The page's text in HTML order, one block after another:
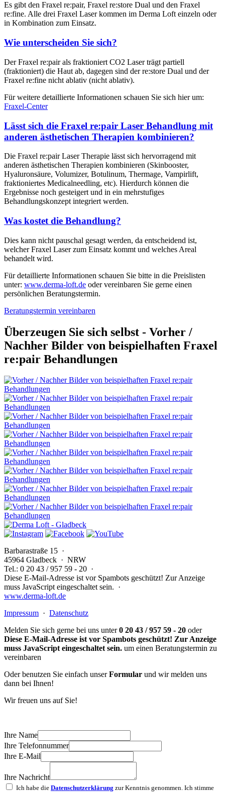
Es gibt den Fraxel re:pair, Fraxel re:store Dual und den Fraxel
re:fine. Alle drei Fraxel Laser kommen im Derma Loft einzeln oder
in Kombination zum Einsatz.
Wie unterscheiden Sie sich?
Der Fraxel re:pair als fraktioniert CO2 Laser trägt partiell
(fraktioniert) die Haut ab, dagegen sind der re:store Dual und der
Fraxel re:fine nicht ablativ (nicht ablativ).
Für weitere detaillierte Informationen schauen Sie sich hier um:
Fraxel-Center
Lässt sich die Fraxel re:pair Laser Behandlung mit
anderen ästhetischen Therapien kombinieren?
Die Fraxel re:pair Laser Therapie lässt sich hervorragend mit
anderen ästhetischen Therapien kombinieren (Skinbooster,
Hyaluronsäure, Volumizer, Botulinum, Thermage, Vampirlift,
fraktioniertes Medicalneedling, etc). Hierdurch können die
Ergebnisse noch gesteigert und in ein mehrstufiges
Behandlungskonzept integriert werden.
Was kostet die Behandlung?
Dies kann nicht pauschal gesagt werden, da entscheidend ist,
welcher Fraxel Laser zum Einsatz kommt und welches Areal
behandelt wird.
Für detaillierte Informationen schauen Sie bitte in die Preislisten
unter: www.derma-loft.de oder vereinbaren Sie gerne einen
persönlichen Beratungstermin.
Beratungstermin vereinbaren
Überzeugen Sie sich selbst - Vorher /
Nachher Bilder von beispielhaften Fraxel
re:pair Behandlungen
Barbarastraße 15 ·
45964 Gladbeck · NRW
Tel.: 0 20 43 / 957 59 - 20 ·
Diese E-Mail-Adresse ist vor Spambots geschützt! Zur Anzeige
muss JavaScript eingeschaltet sein. ·
www.derma-loft.de
Impressum · Datenschutz
Melden Sie sich gerne bei uns unter0 20 43 / 957 59 - 20 oder
Diese E-Mail-Adresse ist vor Spambots geschützt! Zur Anzeige
muss JavaScript eingeschaltet sein. um einen Beratungstermin zu
vereinbaren
Oder benutzen Sie einfach unserFormular und wir melden uns
dann bei Ihnen!
Wir freuen uns auf Sie!
Ihre Name
Ihre Telefonnummer
Ihre E-Mail
Ihre Nachricht
Ich habe die Datenschutzerklärung zur Kenntnis genommen. Ich stimme